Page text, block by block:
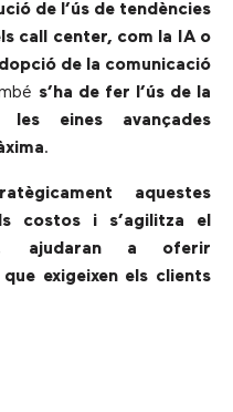
de l’ús de tendències
call center, com la IA o
de la comunicació
s’ha de fer l’ús de la
les eines avançades
.
aquestes
costos i s’agilitza el
ajudaran a oferir
exigeixen els clients